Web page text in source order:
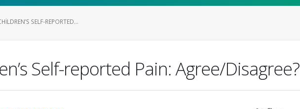
SELF-REPORTED...
Self-reported Pain: Agree/Disagree?